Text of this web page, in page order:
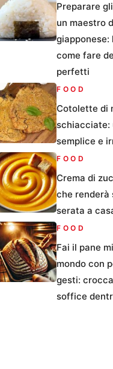
Preparare
un maestro
come fare
perfetti
FOOD
Cotolette di
schiacciate:
semplice e
FOOD
Crema di
che renderà
serata a
FOOD
Fai il pane
mondo con
gesti:
soffice